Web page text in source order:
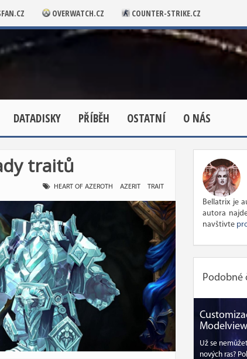
OVERWATCH.CZ COUNTER-STRIKE.CZ
DATADISKY PŘÍBĚH OSTATNÍ O NÁS
traitů
HEART OF AZEROTH AZERIT TRAIT
Bellatrix je
autora
navštivte
Podobné
Už se
nových ras?